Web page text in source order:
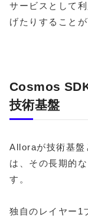
サービスとして
げたりすることが
Cosmos
技術基盤
Alloraが技術基盤
は、その長期的
す。
独自のレイヤー1